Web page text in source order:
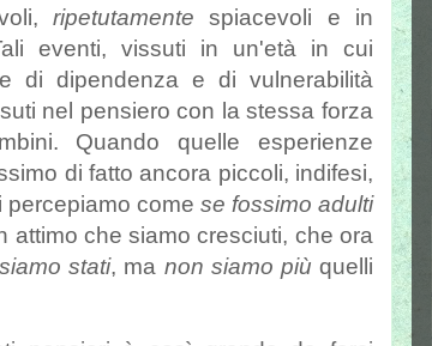
ripetutamente spiacevoli e in
eventi, vissuti in un'età in cui
di dipendenza e di vulnerabilità
nel pensiero con la stessa forza
Quando quelle esperienze
di fatto ancora piccoli, indifesi,
percepiamo come se fossimo adulti
attimo che siamo cresciuti, che ora
siamo stati, ma non siamo più quelli